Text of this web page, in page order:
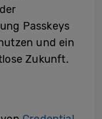
Passkeys
und ein
Zukunft.